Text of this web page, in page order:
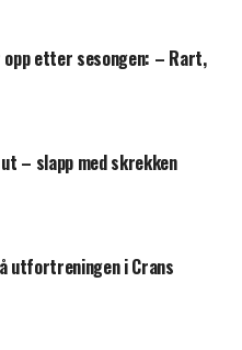
opp etter sesongen: – Rart,
– slapp med skrekken
utfortreningen i Crans